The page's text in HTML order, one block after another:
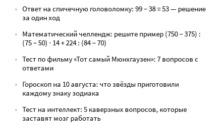
Ответ на спичечную головоломку: 99 − 38 = 53 — решение
за один ход
Математический челлендж: решите пример (750 − 375) :
(75 − 50) · 14 + 224 : (84 − 70)
Тест по фильму «Тот самый Мюнхгаузен»: 7 вопросов с
ответами
Гороскоп на 10 августа: что звёзды приготовили
каждому знаку зодиака
Тест на интеллект: 5 каверзных вопросов, которые
заставят мозг работать